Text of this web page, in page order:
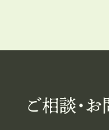
ご相談・